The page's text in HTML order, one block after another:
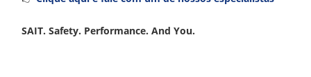
SAIT. Safety. Performance. And You.